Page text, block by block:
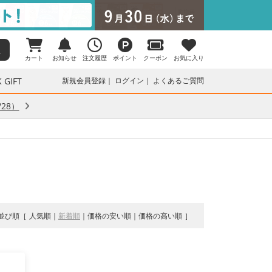
カート お知らせ 注文履歴 ポイント クーポン お気に入り
GIFT 新規会員登録 ログイン よくあるご質問
）
び順 人気順 新着順 価格の安い順 価格の高い順